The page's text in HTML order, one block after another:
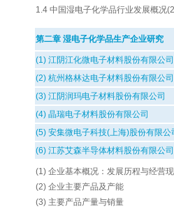
1.4 中国湿电子化学品行业发展概况
第二章 湿电子化学品生产企业研究
(1) 江阴江化微电子材料股份有限公司
(2) 杭州格林达电子材料股份有限公司
(3) 江阴润玛电子材料股份有限公司
(4) 晶瑞电子材料股份有限公司
(5) 安集微电子科技(上海)股份有限公
(6) 江苏艾森半导体材料股份有限公司
(1) 企业基本概况：发展历程与经营
(2) 企业主要产品及产能
(3) 主要产品产量与销量